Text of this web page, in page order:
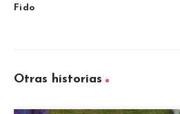
Fido
Otras historias